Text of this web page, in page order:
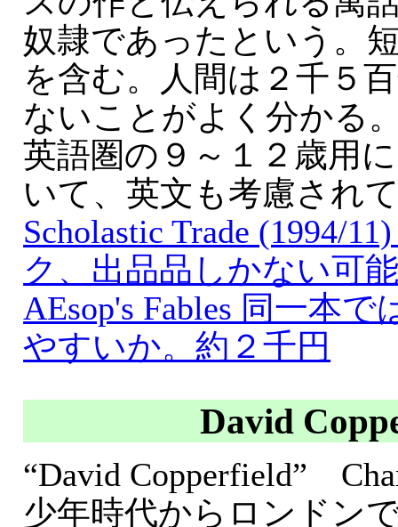
奴隷であったという。
を含む。人間は２千５
ないことがよく分かる
英語圏の９～１２歳用
いて、英文も考慮され
Scholastic Trade (1994/
ク、出品品しかない可
AEsop's Fables 同一本
やすいか。約２千円
David
“David Copperfield”
少年時代からロンドン